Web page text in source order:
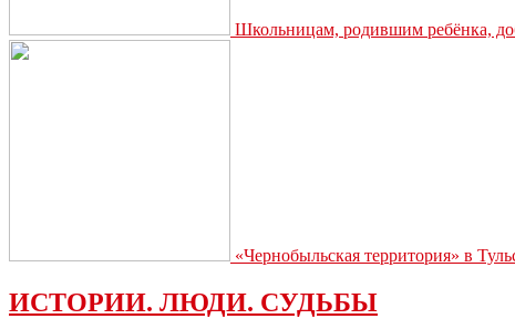
Школьницам, родившим ребёнка,
«Чернобыльская территория» в
ИСТОРИИ. ЛЮДИ. СУДЬБЫ